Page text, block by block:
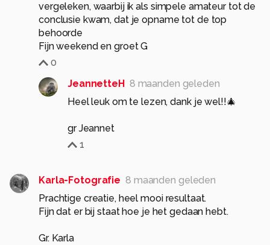
vergeleken, waarbij ik als simpele amateur tot de
conclusie kwam, dat je opname tot de top
behoorde
Fijn weekend en groet G
0
JeannetteH 8 maanden geleden
Heel leuk om te lezen, dank je wel!!🎄
gr Jeannet
1
Karla-Fotografie 8 maanden geleden
Prachtige creatie, heel mooi resultaat.
Fijn dat er bij staat hoe je het gedaan hebt.
Gr. Karla